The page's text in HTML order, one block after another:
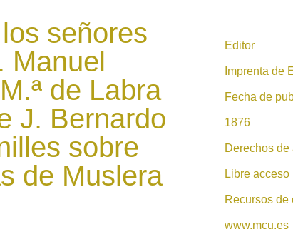
señores
Manuel
de Labra
J. Bernardo
sobre
de Muslera
Editor
Imprenta de
Fecha de
1876
Derechos de
Libre acceso
Recursos de
www.mcu.es